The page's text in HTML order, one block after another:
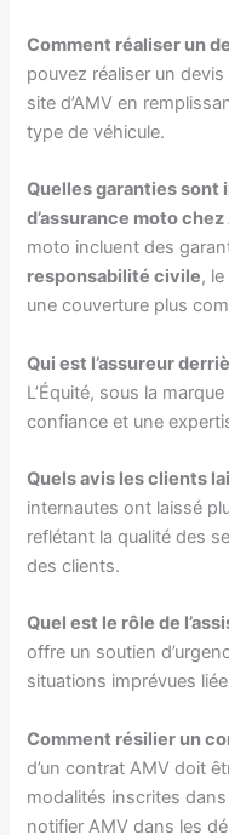
Comment réaliser un
pouvez réaliser un
site d’AMV en
type de véhicule.
Quelles garanties sont
d’assurance moto chez
moto incluent des
responsabilité civile, le
une couverture plus
Qui est l’assureur
L’Équité, sous la
confiance et une
Quels avis les clients
internautes ont laissé
reflétant la qualité des
des clients.
Quel est le rôle de
offre un soutien
situations imprévues
Comment résilier un
d’un contrat AMV doit
modalités inscrites
notifier AMV dans les